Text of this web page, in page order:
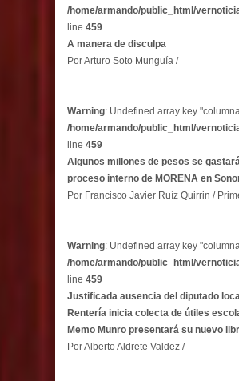
/home/armando/public_html/
line 459
A manera de disculpa
Por Arturo Soto Munguía /
Warning: Undefined array key
/home/armando/public_html/
line 459
Algunos millones de pesos se
proceso interno de MORENA en
Por Francisco Javier Ruíz Quirrin /
Warning: Undefined array key
/home/armando/public_html/
line 459
Justificada ausencia del diputado
Rentería inicia colecta de útiles
Memo Munro presentará su nuevo
Por Alberto Aldrete Valdez /